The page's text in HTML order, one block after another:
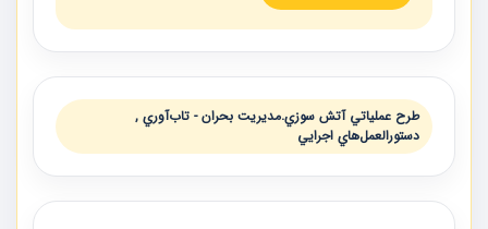
طرح عملياتي آتش سوزي.مديريت بحران - تاب‌آوري ,
دستورالعمل‌هاي اجرايي